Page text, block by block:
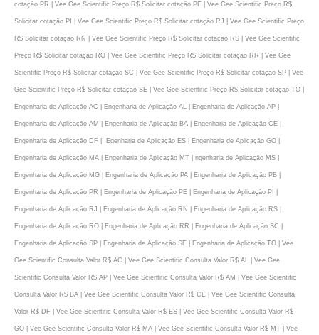
cotaçāo PR | Vee Gee Scientific Preço R$ Solicitar cotaçāo PE | Vee Gee Scientific Preço R$
Solicitar cotaçāo PI | Vee Gee Scientific Preço R$ Solicitar cotaçāo RJ | Vee Gee Scientific Preço
R$ Solicitar cotaçāo RN | Vee Gee Scientific Preço R$ Solicitar cotaçāo RS | Vee Gee Scientific
Preço R$ Solicitar cotaçāo RO | Vee Gee Scientific Preço R$ Solicitar cotaçāo RR | Vee Gee
Scientific Preço R$ Solicitar cotaçāo SC | Vee Gee Scientific Preço R$ Solicitar cotaçāo SP | Vee
Gee Scientific Preço R$ Solicitar cotaçāo SE | Vee Gee Scientific Preço R$ Solicitar cotaçāo TO |
Engenharia de Aplicaçāo AC | Engenharia de Aplicaçāo AL | Engenharia de Aplicaçāo AP |
Engenharia de Aplicaçāo AM | Engenharia de Aplicaçāo BA | Engenharia de Aplicaçāo CE |
Engenharia de Aplicaçāo DF | Egenharia de Aplicaçāo ES | Engenharia de Aplicaçāo GO |
Engenharia de Aplicaçāo MA | Engenharia de Aplicaçāo MT | ngenharia de Aplicaçāo MS |
Engenharia de Aplicaçāo MG | Engenharia de Aplicaçāo PA | Engenharia de Aplicaçāo PB |
Engenharia de Aplicaçāo PR | Engenharia de Aplicaçāo PE | Engenharia de Aplicaçāo PI |
Engenharia de Aplicaçāo RJ | Engenharia de Aplicaçāo RN | Engenharia de Aplicaçāo RS |
Engenharia de Aplicaçāo RO | Engenharia de Aplicaçāo RR | Engenharia de Aplicaçāo SC |
Engenharia de Aplicaçāo SP | Engenharia de Aplicaçāo SE | Engenharia de Aplicaçāo TO | Vee
Gee Scientific Consulta Valor R$ AC | Vee Gee Scientific Consulta Valor R$ AL | Vee Gee
Scientific Consulta Valor R$ AP | Vee Gee Scientific Consulta Valor R$ AM | Vee Gee Scientific
Consulta Valor R$ BA | Vee Gee Scientific Consulta Valor R$ CE | Vee Gee Scientific Consulta
Valor R$ DF | Vee Gee Scientific Consulta Valor R$ ES | Vee Gee Scientific Consulta Valor R$
GO | Vee Gee Scientific Consulta Valor R$ MA | Vee Gee Scientific Consulta Valor R$ MT | Vee